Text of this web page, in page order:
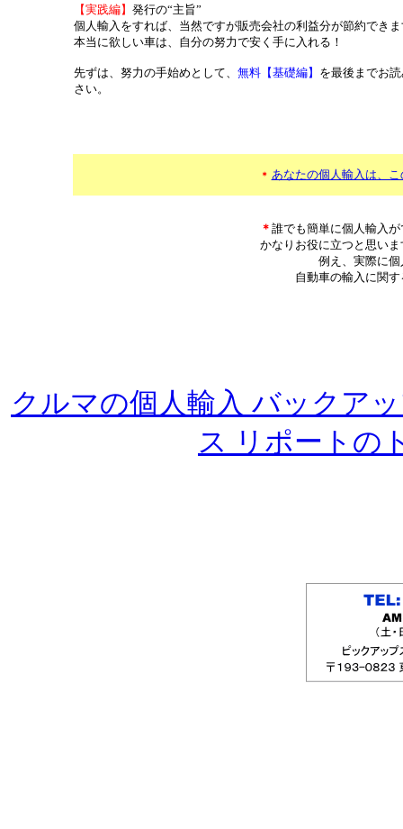
【実践編】 発行の“主旨”
個人輸入をすれば、当然ですが販売会社の利益分が節約でき
本当に欲しい車は、自分の努力で安く手に入れる！
先ずは、努力の手始めとして、 無料【基礎編】 を最後までお
さい。
＊ あなたの個人輸入は、
＊ 誰でも簡単に個人輸入
かなりお役に立つと思い
例え、実際に
自動車の輸入に関
クルマの個人輸入 バックア
ス リポートの